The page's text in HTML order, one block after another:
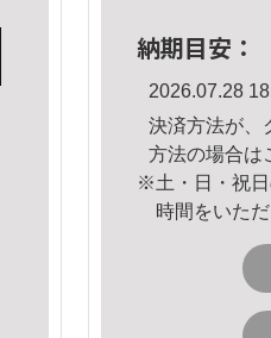
納期目安：
2026.07.28
決済方法が、
方法の場合は
※土・日・祝日
時間をいた